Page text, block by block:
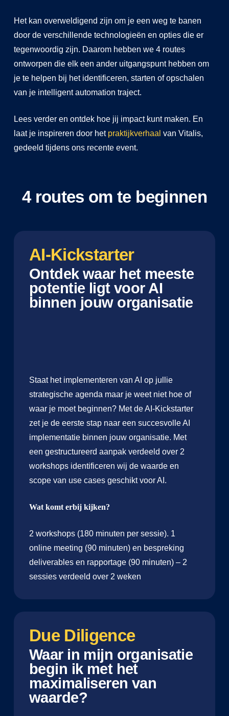
Het kan overweldigend zijn om je een weg te banen
door de verschillende technologieën en opties die er
tegenwoordig zijn. Daarom hebben we 4 routes
ontworpen die elk een ander uitgangspunt hebben om
je te helpen bij het identificeren, starten of opschalen
van je intelligent automation traject.
Lees verder en ontdek hoe jij impact kunt maken. En
laat je inspireren door het praktijkverhaal van Vitalis,
gedeeld tijdens ons recente event.
4 routes om te beginnen
AI-Kickstarter
Ontdek waar het meeste
potentie ligt voor AI
binnen jouw organisatie
Staat het implementeren van AI op jullie
strategische agenda maar je weet niet hoe of
waar je moet beginnen? Met de AI-Kickstarter
zet je de eerste stap naar een succesvolle AI
implementatie binnen jouw organisatie. Met
een gestructureerd aanpak verdeeld over 2
workshops identificeren wij de waarde en
scope van use cases geschikt voor AI.
Wat komt erbij kijken?
2 workshops (180 minuten per sessie). 1
online meeting (90 minuten) en bespreking
deliverables en rapportage (90 minuten) – 2
sessies verdeeld over 2 weken
Due Diligence
Waar in mijn organisatie
begin ik met het
maximaliseren van
waarde?